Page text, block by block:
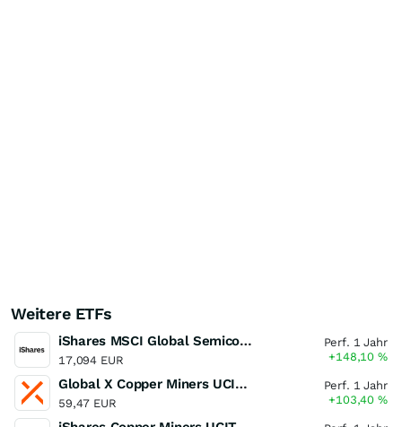
Weitere ETFs
iShares MSCI Global Semiconductors UCITS ETF USD (Acc)
17,094 EUR
Perf. 1 Jahr
+148,10%
Global X Copper Miners UCITS ETF USD Acc
59,47 EUR
Perf. 1 Jahr
+103,40%